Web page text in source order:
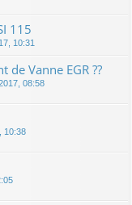
115
10:31
Vanne EGR ??
08:58
10:38